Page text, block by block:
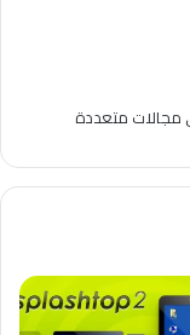
مجالات متعددة